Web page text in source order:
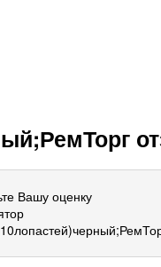
Вашу оценку